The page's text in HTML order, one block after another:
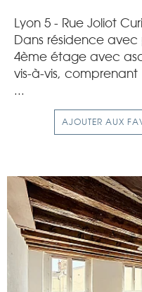
Lyon 5 - Rue Joliot
Dans résidence avec
4ème étage avec
vis-à-vis,
...
AJOUTER AUX